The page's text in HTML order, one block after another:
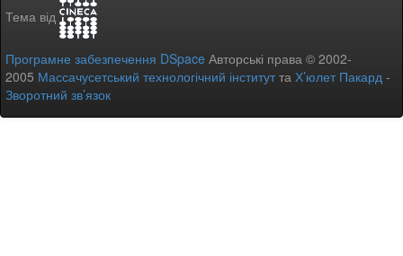
Тема від
Програмне забезпечення DSpace Авторські права © 2002-
2005 Массачусетський технологічний інститутта Х’юлет Пакард -
Зворотний зв’язок